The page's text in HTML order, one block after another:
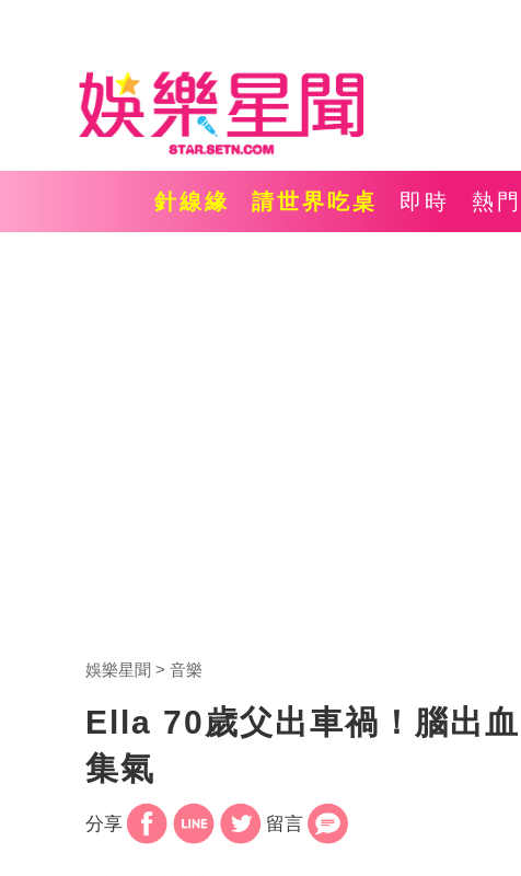
針線緣 請世界吃桌 即時 熱門
娛樂星聞 音樂
Ella 70歲父出車禍！腦出
集氣
分享 留言